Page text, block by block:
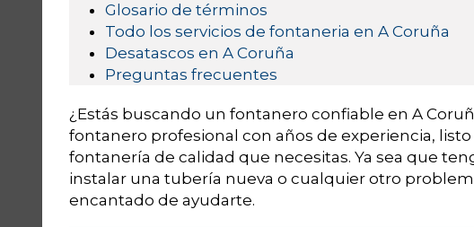
Glosario de términos
Todo los servicios de fontaneria en A Coruña
Desatascos en A Coruña
Preguntas frecuentes
¿Estás buscando un fontanero confiable en A
fontanero profesional con años de experiencia,
fontanería de calidad que necesitas. Ya sea que
instalar una tubería nueva o cualquier otro
encantado de ayudarte.